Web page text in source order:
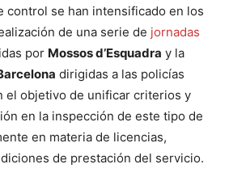
control se han intensificado en los
de una serie de jornadas
por Mossos d’Esquadra y la
dirigidas a las policías
el objetivo de unificar criterios y
en la inspección de este tipo de
en materia de licencias,
de prestación del servicio.